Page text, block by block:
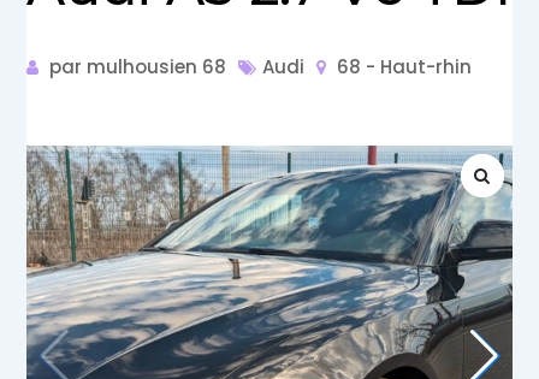
par mulhousien 68 Audi 68 - Haut-rhin